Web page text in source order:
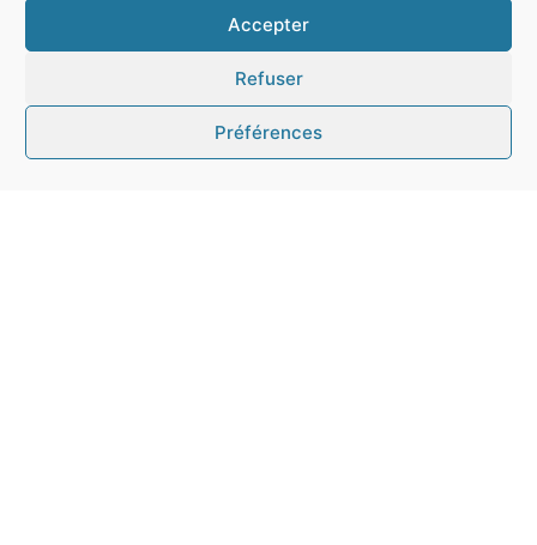
Accepter
Refuser
Préférences
Mode sombre :